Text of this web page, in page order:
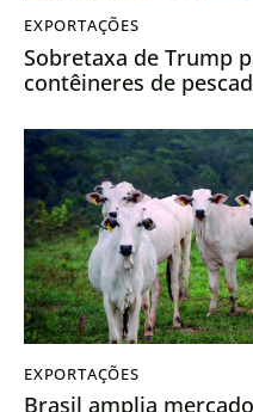
EXPORTAÇÕES
Sobretaxa de Trump
contêineres de
EXPORTAÇÕES
Brasil amplia